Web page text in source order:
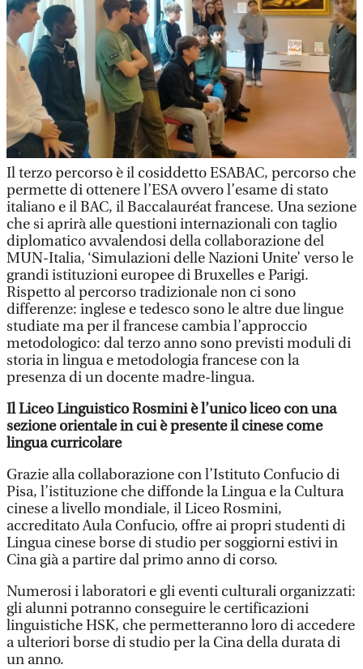
Il terzo percorso è il cosiddetto ESABAC, percorso che
permette di ottenere l’ESA ovvero l’esame di stato
italiano e il BAC, il Baccalauréat francese. Una sezione
che si aprirà alle questioni internazionali con taglio
diplomatico avvalendosi della collaborazione del
MUN-Italia, ‘Simulazioni delle Nazioni Unite’ verso le
grandi istituzioni europee di Bruxelles e Parigi.
Rispetto al percorso tradizionale non ci sono
differenze: inglese e tedesco sono le altre due lingue
studiate ma per il francese cambia l’approccio
metodologico: dal terzo anno sono previsti moduli di
storia in lingua e metodologia francese con la
presenza di un docente madre-lingua.
Il Liceo Linguistico Rosmini è l’unico liceo con una
sezione orientale in cui è presente il cinese come
lingua curricolare
Grazie alla collaborazione con l’Istituto Confucio di
Pisa, l’istituzione che diffonde la Lingua e la Cultura
cinese a livello mondiale, il Liceo Rosmini,
accreditato Aula Confucio, offre ai propri studenti di
Lingua cinese borse di studio per soggiorni estivi in
Cina già a partire dal primo anno di corso.
Numerosi i laboratori e gli eventi culturali organizzati:
gli alunni potranno conseguire le certificazioni
linguistiche HSK, che permetteranno loro di accedere
a ulteriori borse di studio per la Cina della durata di
un anno.